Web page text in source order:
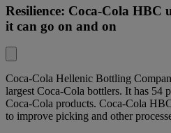
Resilience: Coca-Cola HBC
it can go on and on
Coca-Cola Hellenic Bottling
largest Coca-Cola bottlers. It has 54
Coca-Cola products. Coca-Cola
to improve picking and other